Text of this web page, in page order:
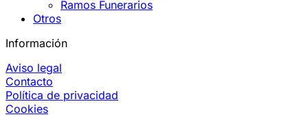
Ramos Funerarios
Otros
Información
Aviso legal
Contacto
Política de privacidad
Cookies